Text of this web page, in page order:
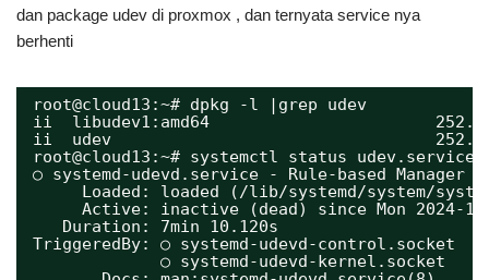
dan package udev di proxmox , dan ternyata service nya
berhenti
root@cloud13:~# dpkg -l |grep udev
ii  libudev1:amd64
ii  udev
root@cloud13:~# systemctl status udev.service
○ systemd-udevd.service - Rule-based Manager
Loaded: loaded (/lib/systemd/system/
Active: inactive (dead) since Mon 2024-
Duration: 7min 10.120s
TriggeredBy: ○ systemd-udevd-control.socket
○ systemd-udevd-kernel.socket